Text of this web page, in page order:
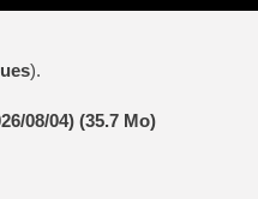
).
08/04) (35.7 Mo)